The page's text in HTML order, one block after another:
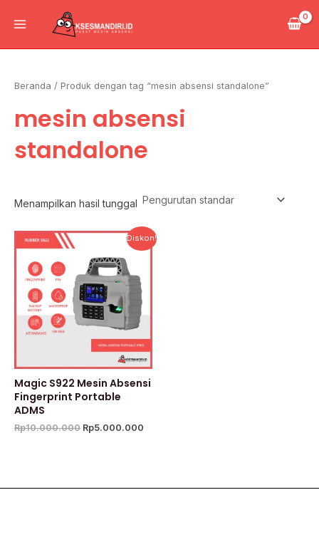
Beranda / Produk dengan tag “mesin absensi standalone”
mesin absensi
standalone
Menampilkan hasil tunggal
Diskon!
Magic S922 Mesin Absensi
Fingerprint Portable
ADMS
Rp10.000.000
Harga
adalah:
Rp10.000.000.
Rp5.000.000
Harga
saat